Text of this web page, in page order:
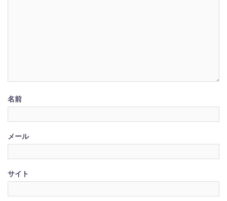
名前
メール
サイト